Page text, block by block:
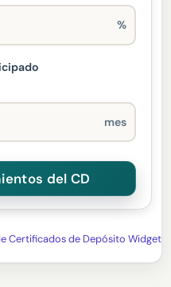
%
mes
Certificados de Depósito Widget